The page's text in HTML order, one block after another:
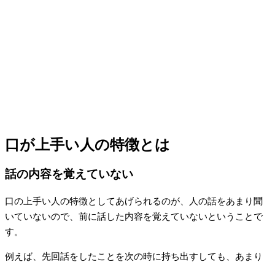
口が上手い人の特徴とは
話の内容を覚えていない
口の上手い人の特徴としてあげられるのが、人の話をあまり聞
いていないので、前に話した内容を覚えていないということで
す。
例えば、先回話をしたことを次の時に持ち出すしても、あまり